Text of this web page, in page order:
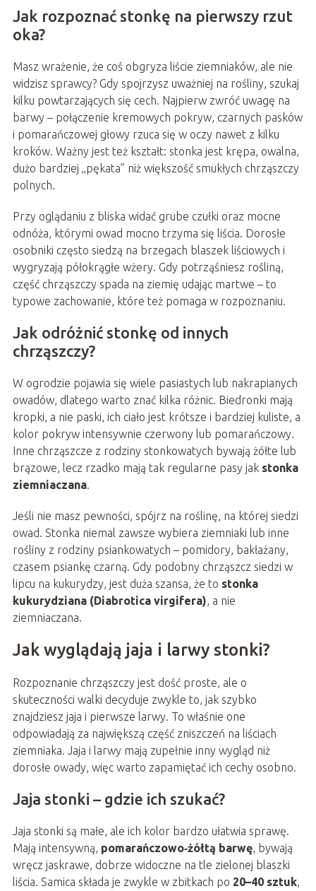
Jak rozpoznać stonkę na pierwszy rzut
oka?
Masz wrażenie, że coś obgryza liście ziemniaków, ale nie
widzisz sprawcy? Gdy spojrzysz uważniej na rośliny, szukaj
kilku powtarzających się cech. Najpierw zwróć uwagę na
barwy – połączenie kremowych pokryw, czarnych pasków
i pomarańczowej głowy rzuca się w oczy nawet z kilku
kroków. Ważny jest też kształt: stonka jest krępa, owalna,
dużo bardziej „pękata” niż większość smukłych chrząszczy
polnych.
Przy oglądaniu z bliska widać grube czułki oraz mocne
odnóża, którymi owad mocno trzyma się liścia. Dorosłe
osobniki często siedzą na brzegach blaszek liściowych i
wygryzają półokrągłe wżery. Gdy potrząśniesz rośliną,
część chrząszczy spada na ziemię udając martwe – to
typowe zachowanie, które też pomaga w rozpoznaniu.
Jak odróżnić stonkę od innych
chrząszczy?
W ogrodzie pojawia się wiele pasiastych lub nakrapianych
owadów, dlatego warto znać kilka różnic. Biedronki mają
kropki, a nie paski, ich ciało jest krótsze i bardziej kuliste, a
kolor pokryw intensywnie czerwony lub pomarańczowy.
Inne chrząszcze z rodziny stonkowatych bywają żółte lub
brązowe, lecz rzadko mają tak regularne pasy jak stonka
ziemniaczana.
Jeśli nie masz pewności, spójrz na roślinę, na której siedzi
owad. Stonka niemal zawsze wybiera ziemniaki lub inne
rośliny z rodziny psiankowatych – pomidory, bakłażany,
czasem psiankę czarną. Gdy podobny chrząszcz siedzi w
lipcu na kukurydzy, jest duża szansa, że to stonka
kukurydziana (Diabrotica virgifera), a nie
ziemniaczana.
Jak wyglądają jaja i larwy stonki?
Rozpoznanie chrząszczy jest dość proste, ale o
skuteczności walki decyduje zwykle to, jak szybko
znajdziesz jaja i pierwsze larwy. To właśnie one
odpowiadają za największą część zniszczeń na liściach
ziemniaka. Jaja i larwy mają zupełnie inny wygląd niż
dorosłe owady, więc warto zapamiętać ich cechy osobno.
Jaja stonki – gdzie ich szukać?
Jaja stonki są małe, ale ich kolor bardzo ułatwia sprawę.
Mają intensywną, pomarańczowo‑żółtą barwę, bywają
wręcz jaskrawe, dobrze widoczne na tle zielonej blaszki
liścia. Samica składa je zwykle w zbitkach po 20–40 sztuk,